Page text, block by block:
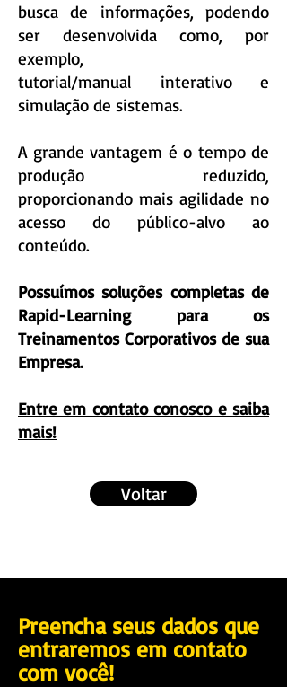
busca de informações, podendo
ser desenvolvida como, por
exemplo,
tutorial/manual interativo e
simulação de sistemas.
A grande vantagem é o tempo de
produção reduzido,
proporcionando mais agilidade no
acesso do público-alvo ao
conteúdo.
Possuímos soluções completas de
Rapid-Learning para os
Treinamentos Corporativos de sua
Empresa.
Entre em contato conosco e saiba
mais!
Voltar
Preencha seus dados que
entraremos em contato
com você!